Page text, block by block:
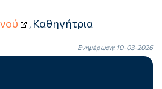
, Καθηγήτρια
Ενημέρωση: 10-03-2026